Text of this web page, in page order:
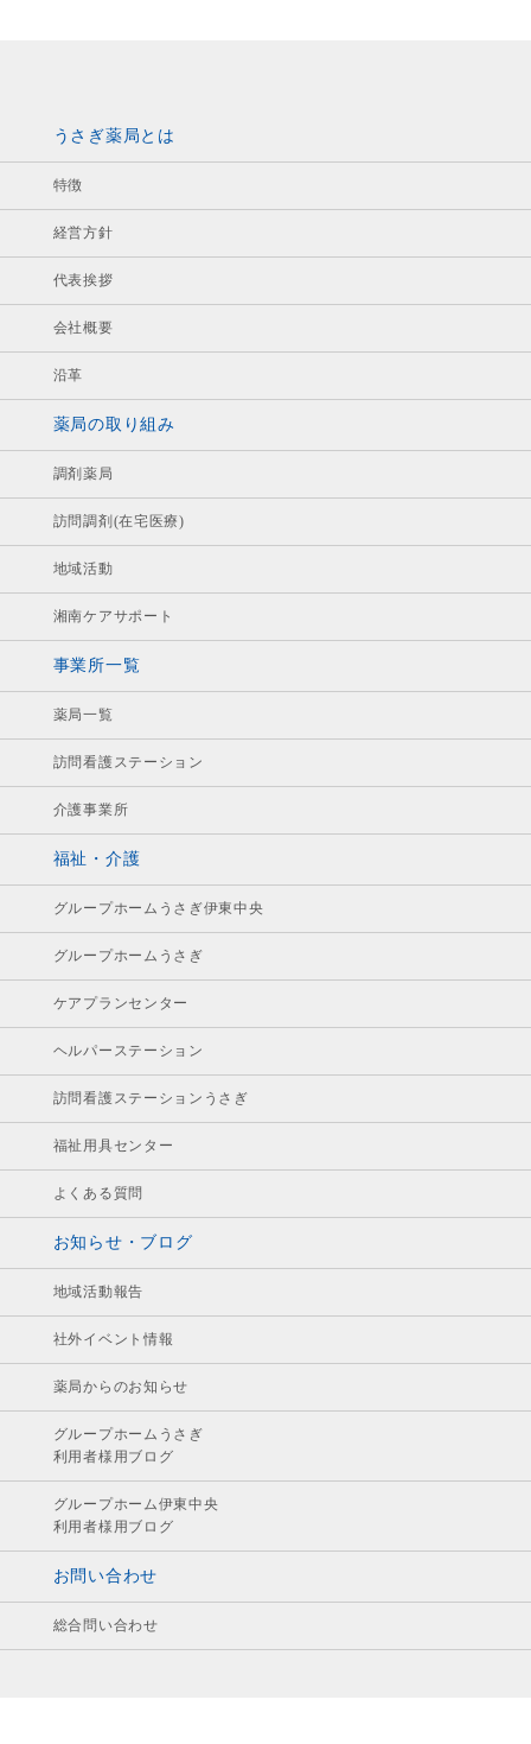
うさぎ薬局とは
特徴
経営方針
代表挨拶
会社概要
沿革
薬局の取り組み
調剤薬局
訪問調剤(在宅医療)
地域活動
湘南ケアサポート
事業所一覧
薬局一覧
訪問看護ステーション
介護事業所
福祉・介護
グループホームうさぎ伊東中央
グループホームうさぎ
ケアプランセンター
ヘルパーステーション
訪問看護ステーションうさぎ
福祉用具センター
よくある質問
お知らせ・ブログ
地域活動報告
社外イベント情報
薬局からのお知らせ
グループホームうさぎ
利用者様用ブログ
グループホーム伊東中央
利用者様用ブログ
お問い合わせ
総合問い合わせ